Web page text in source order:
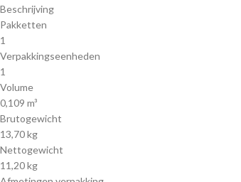
Beschrijving
Pakketten
1
Verpakkingseenheden
1
Volume
0,109 m³
Brutogewicht
13,70 kg
Nettogewicht
11,20 kg